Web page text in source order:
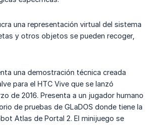
una representación virtual del sistema
y otros objetos se pueden recoger,
una demostración técnica creada
para el HTC Vive que se lanzó
de 2016. Presenta a un jugador humano
de pruebas de GLaDOS donde tiene la
Atlas de Portal 2. El minijuego se